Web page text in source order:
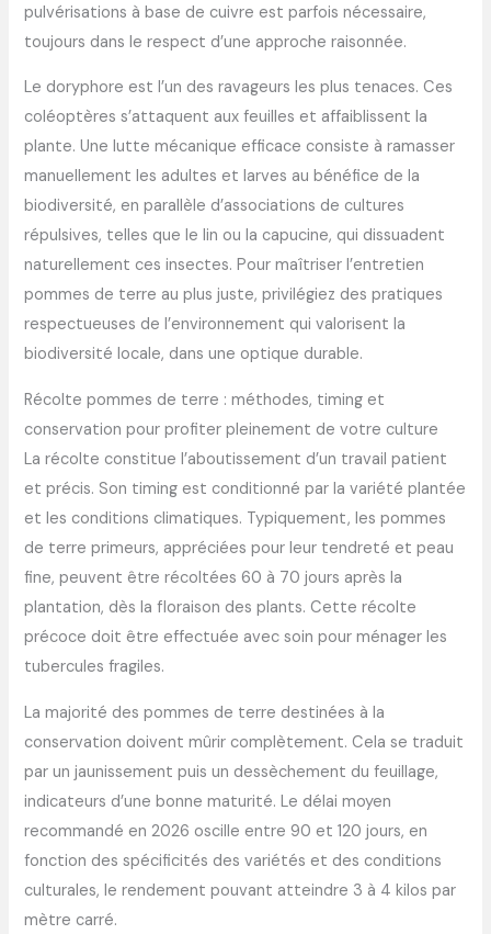
pulvérisations à base de cuivre est parfois nécessaire,
toujours dans le respect d’une approche raisonnée.
Le doryphore est l’un des ravageurs les plus tenaces. Ces
coléoptères s’attaquent aux feuilles et affaiblissent la
plante. Une lutte mécanique efficace consiste à ramasser
manuellement les adultes et larves au bénéfice de la
biodiversité, en parallèle d’associations de cultures
répulsives, telles que le lin ou la capucine, qui dissuadent
naturellement ces insectes. Pour maîtriser l’entretien
pommes de terre au plus juste, privilégiez des pratiques
respectueuses de l’environnement qui valorisent la
biodiversité locale, dans une optique durable.
Récolte pommes de terre : méthodes, timing et
conservation pour profiter pleinement de votre culture
La récolte constitue l’aboutissement d’un travail patient
et précis. Son timing est conditionné par la variété plantée
et les conditions climatiques. Typiquement, les pommes
de terre primeurs, appréciées pour leur tendreté et peau
fine, peuvent être récoltées 60 à 70 jours après la
plantation, dès la floraison des plants. Cette récolte
précoce doit être effectuée avec soin pour ménager les
tubercules fragiles.
La majorité des pommes de terre destinées à la
conservation doivent mûrir complètement. Cela se traduit
par un jaunissement puis un dessèchement du feuillage,
indicateurs d’une bonne maturité. Le délai moyen
recommandé en 2026 oscille entre 90 et 120 jours, en
fonction des spécificités des variétés et des conditions
culturales, le rendement pouvant atteindre 3 à 4 kilos par
mètre carré.